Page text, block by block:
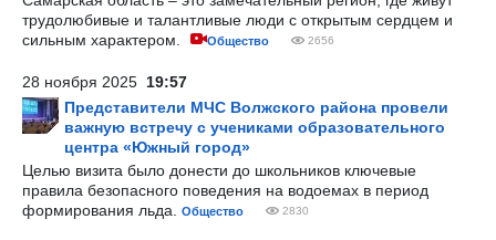
трудолюбивые и талантливые люди с открытым сердцем и
сильным характером.
Общество 2656
28 ноября 2025 19:57
Представители МЧС Волжского района провели
важную встречу с учениками образовательного
центра «Южный город»
Целью визита было донести до школьников ключевые
правила безопасного поведения на водоемах в период
формирования льда.
Общество 2830